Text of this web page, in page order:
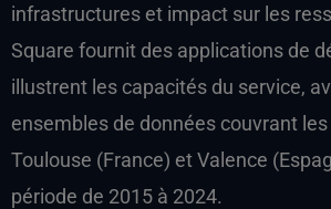
infrastructures et impact sur les
Square fournit des applications de
illustrent les capacités du service,
ensembles de données couvrant
Toulouse (France) et Valence
période de 2015 à 2024.